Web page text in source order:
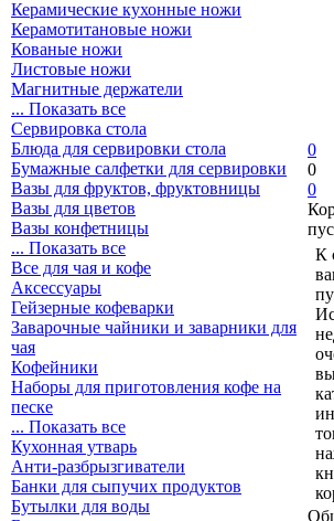
Керамические кухонные ножи
Керамотитановые ножи
Кованые ножи
Листовые ножи
Магнитные держатели
... Показать все
Сервировка стола
Блюда для сервировки стола
Бумажные салфетки для сервировки
Вазы для фруктов, фруктовницы
Вазы для цветов
Вазы конфетницы
... Показать все
Все для чая и кофе
Аксессуары
Гейзерные кофеварки
Заварочные чайники и заварники для
чая
Кофейники
Наборы для приготовления кофе на
песке
... Показать все
Кухонная утварь
Анти-разбрызгиватели
Банки для сыпучих продуктов
Бутылки для воды
0
0
0
К